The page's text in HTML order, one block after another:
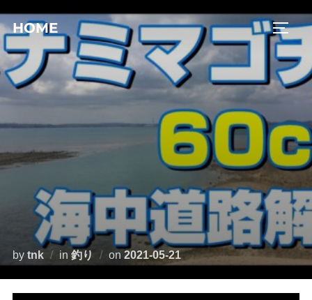
ン
テ
ン
ツ
ス
ッ
HOME サイド
by tnk in 釣り on 投
日:
2021-05-21